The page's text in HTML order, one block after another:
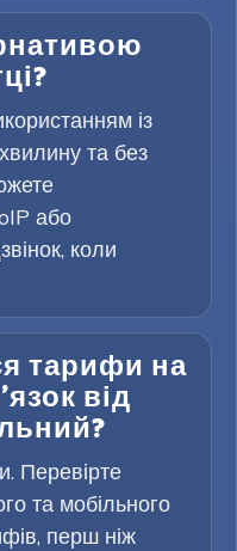
із
та без
або
коли
тарифи на
від
Перевірте
та мобільного
перш ніж